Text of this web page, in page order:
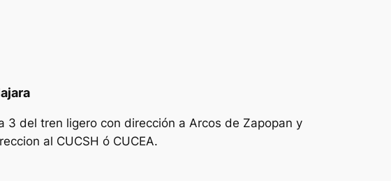
del tren ligero con dirección a Arcos de Zapopan y
al CUCSH ó CUCEA.